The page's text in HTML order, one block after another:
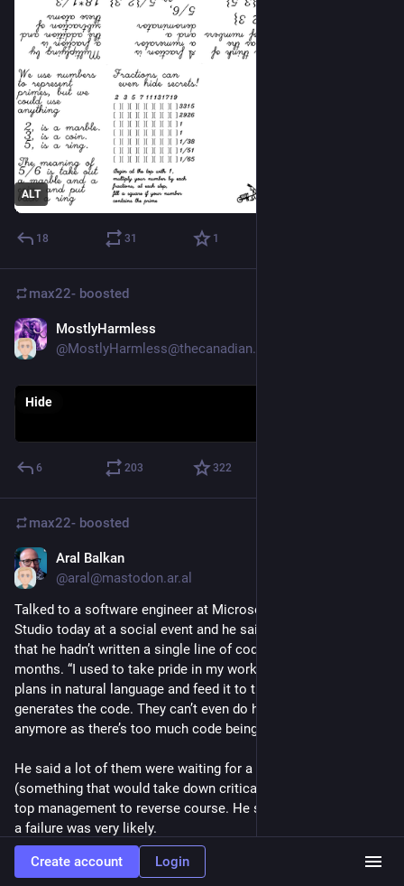
ALT
18 31 1
max22- boosted
MostlyHarmless
@MostlyHarmless@thecanadian.social
Hide
6 203 322
max22- boosted
Aral Balkan
@aral@mastodon.ar.al
Talked to a software engineer at Microsoft working on Copilot
Studio today at a social event and he said he was ashamed
that he hadn’t written a single line of code in over three
months. “I used to take pride in my work.” (They simply create
plans in natural language and feed it to the LLM which
generates the code. They can’t even do human code reviews
anymore as there’s too much code being generated.)
He said a lot of them were waiting for a catastrophic event
(something that would take down critical infrastructure) to get
top management to reverse course. He seemed to think such
a failure was very likely.
Given what we’ve been seeing recently, I tend to agree with
Create account Login